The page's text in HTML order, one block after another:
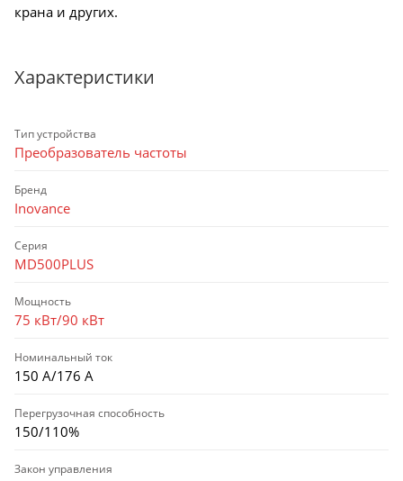
крана и других.
Характеристики
Тип устройства
Преобразователь частоты
Бренд
Inovance
Серия
MD500PLUS
Мощность
75 кВт/90 кВт
Номинальный ток
150 А/176 А
Перегрузочная способность
150/110%
Закон управления